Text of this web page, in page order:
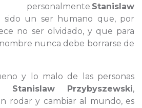
Stanislaw
sido un ser humano que, por
no ser olvidado, y que para
nunca debe borrarse de
y lo malo de las personas
Stanislaw Przybyszewski,
rodar y cambiar al mundo, es